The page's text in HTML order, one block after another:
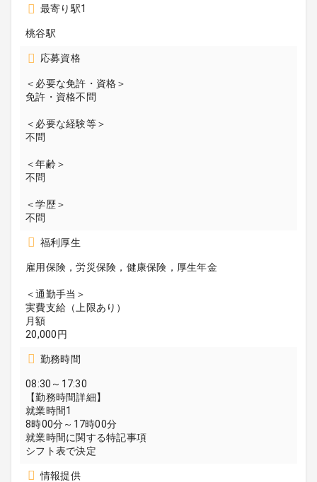
最寄り駅1
桃谷駅
応募資格
＜必要な免許・資格＞
免許・資格不問
＜必要な経験等＞
不問
＜年齢＞
不問
＜学歴＞
不問
福利厚生
雇用保険，労災保険，健康保険，厚生年金
＜通勤手当＞
実費支給（上限あり）
月額
20,000円
勤務時間
08:30～17:30
【勤務時間詳細】
就業時間1
8時00分～17時00分
就業時間に関する特記事項
シフト表で決定
情報提供